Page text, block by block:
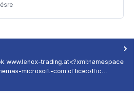
www.lenox-trading.at<?xml:namespace
microsoft-com:office:offic…